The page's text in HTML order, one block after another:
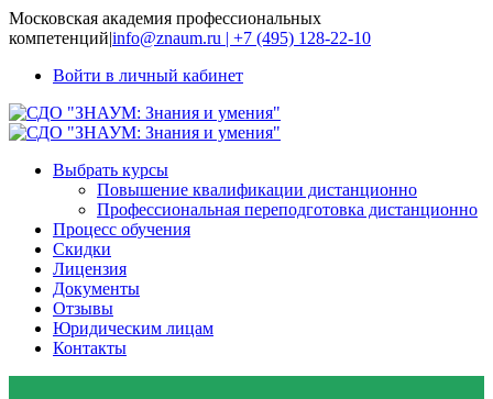
Московская академия профессиональных
компетенций|info@znaum.ru | +7 (495) 128-22-10
Войти в личный кабинет
Выбрать курсы
Повышение квалификации дистанционно
Профессиональная переподготовка дистанционно
Процесс обучения
Скидки
Лицензия
Документы
Отзывы
Юридическим лицам
Контакты